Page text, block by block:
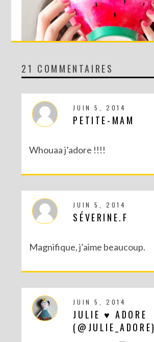
DIY : LE BOL PASTÈQUE !
21 COMMENTAIRES
JUIN 5, 2014
PETITE-MAM
Whouaa j’adore !!!!
JUIN 5, 2014
SÉVERINE.F
Magnifique, j’aime beaucoup.
JUIN 5, 2014
JULIE ♥ ADORE
(@JULIE_ADORE)